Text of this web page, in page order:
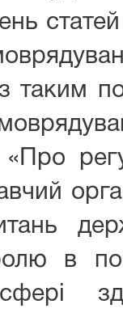
таким
в